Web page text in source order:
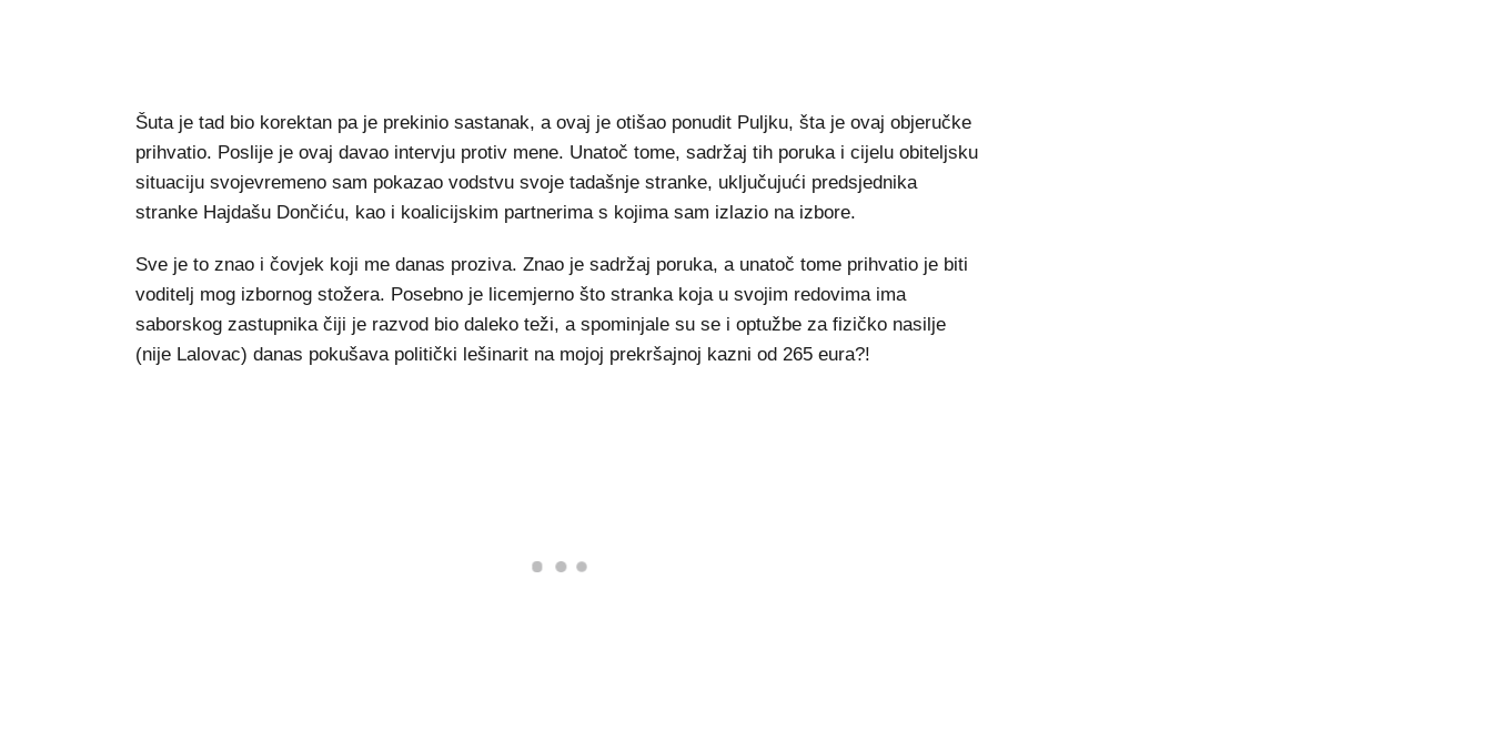
Šuta je tad bio korektan pa je prekinio sastanak, a ovaj je otišao ponudit Puljku, šta je ovaj objeručke
prihvatio. Poslije je ovaj davao intervju protiv mene. Unatoč tome, sadržaj tih poruka i cijelu obiteljsku
situaciju svojevremeno sam pokazao vodstvu svoje tadašnje stranke, uključujući predsjednika
stranke Hajdašu Dončiću, kao i koalicijskim partnerima s kojima sam izlazio na izbore.
Sve je to znao i čovjek koji me danas proziva. Znao je sadržaj poruka, a unatoč tome prihvatio je biti
voditelj mog izbornog stožera. Posebno je licemjerno što stranka koja u svojim redovima ima
saborskog zastupnika čiji je razvod bio daleko teži, a spominjale su se i optužbe za fizičko nasilje
(nije Lalovac) danas pokušava politički lešinarit na mojoj prekršajnoj kazni od 265 eura?!